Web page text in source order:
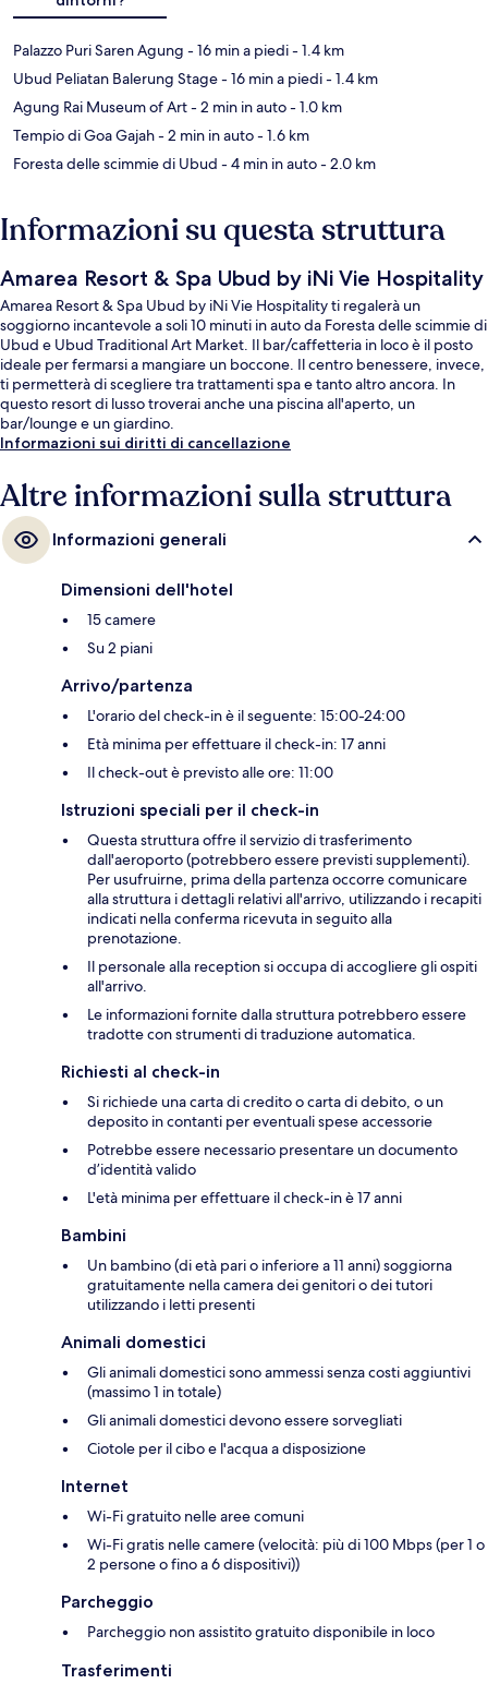
Palazzo Puri Saren Agung - 16 min a piedi- 1.4 km
Ubud Peliatan Balerung Stage- 16 min a piedi- 1.4 km
Agung Rai Museum of Art- 2 min in auto- 1.0 km
Tempio di Goa Gajah- 2 min in auto- 1.6 km
Foresta delle scimmie di Ubud - 4 min in auto- 2.0 km
Informazioni su questa struttura
Amarea Resort & Spa Ubud by iNi Vie Hospitality
Amarea Resort & Spa Ubud by iNi Vie Hospitality ti regalerà un
soggiorno incantevole a soli 10 minuti in auto da Foresta delle scimmie di
Ubud e Ubud Traditional Art Market. Il bar/caffetteria in loco è il posto
ideale per fermarsi a mangiare un boccone. Il centro benessere, invece,
ti permetterà di scegliere tra trattamenti spa e tanto altro ancora. In
questo resort di lusso troverai anche una piscina all'aperto, un
bar/lounge e un giardino.
Informazioni sui diritti di cancellazione
Altre informazioni sulla struttura
Informazioni generali
Dimensioni dell'hotel
15 camere
Su 2 piani
Arrivo/partenza
L'orario del check-in è il seguente: 15:00-24:00
Età minima per effettuare il check-in: 17 anni
Il check-out è previsto alle ore: 11:00
Istruzioni speciali per il check-in
Questa struttura offre il servizio di trasferimento
dall'aeroporto (potrebbero essere previsti supplementi).
Per usufruirne, prima della partenza occorre comunicare
alla struttura i dettagli relativi all'arrivo, utilizzando i recapiti
indicati nella conferma ricevuta in seguito alla
prenotazione.
Il personale alla reception si occupa di accogliere gli ospiti
all'arrivo.
Le informazioni fornite dalla struttura potrebbero essere
tradotte con strumenti di traduzione automatica.
Richiesti al check-in
Si richiede una carta di credito o carta di debito, o un
deposito in contanti per eventuali spese accessorie
Potrebbe essere necessario presentare un documento
d’identità valido
L'età minima per effettuare il check-in è 17 anni
Bambini
Un bambino (di età pari o inferiore a 11 anni) soggiorna
gratuitamente nella camera dei genitori o dei tutori
utilizzando i letti presenti
Animali domestici
Gli animali domestici sono ammessi senza costi aggiuntivi
(massimo 1 in totale)
Gli animali domestici devono essere sorvegliati
Ciotole per il cibo e l'acqua a disposizione
Internet
Wi-Fi gratuito nelle aree comuni
Wi-Fi gratis nelle camere (velocità: più di 100 Mbps (per 1 o
2 persone o fino a 6 dispositivi))
Parcheggio
Parcheggio non assistito gratuito disponibile in loco
Trasferimenti